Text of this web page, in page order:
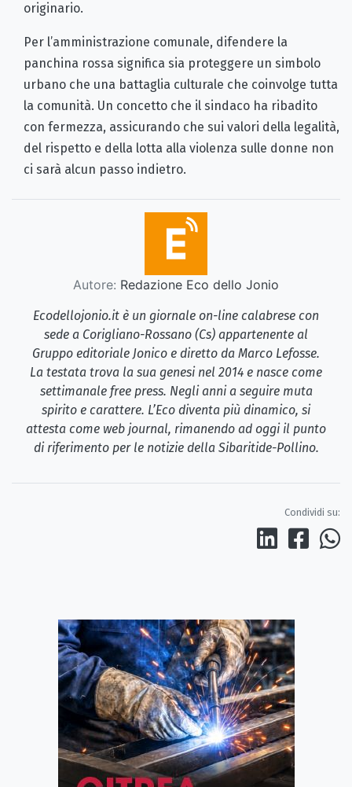
originario.
Per l’amministrazione comunale, difendere la
panchina rossa significa sia proteggere un simbolo
urbano che una battaglia culturale che coinvolge tutta
la comunità. Un concetto che il sindaco ha ribadito
con fermezza, assicurando che sui valori della legalità,
del rispetto e della lotta alla violenza sulle donne non
ci sarà alcun passo indietro.
Autore: Redazione Eco dello Jonio
Ecodellojonio.it è un giornale on-line calabrese con
sede a Corigliano-Rossano (Cs) appartenente al
Gruppo editoriale Jonico e diretto da Marco Lefosse.
La testata trova la sua genesi nel 2014 e nasce come
settimanale free press. Negli anni a seguire muta
spirito e carattere. L’Eco diventa più dinamico, si
attesta come web journal, rimanendo ad oggi il punto
di riferimento per le notizie della Sibaritide-Pollino.
Condividi su: